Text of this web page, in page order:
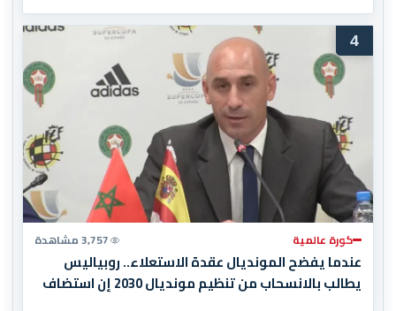
4
كورة عالمية 3,757 مشاهدة
عندما يفضح المونديال عقدة الاستعلاء.. روبياليس
يطالب بالانسحاب من تنظيم مونديال 2030 إن استضاف